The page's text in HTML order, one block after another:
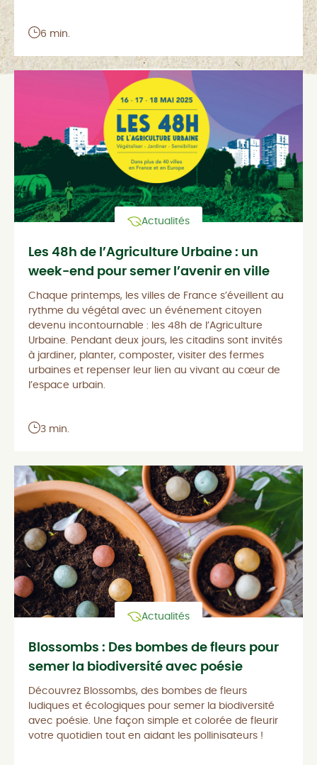
6 min.
Actualités
Les 48h de l’Agriculture Urbaine : un
week-end pour semer l’avenir en ville
Chaque printemps, les villes de France s’éveillent au
rythme du végétal avec un événement citoyen
devenu incontournable : les 48h de l’Agriculture
Urbaine. Pendant deux jours, les citadins sont invités
à jardiner, planter, composter, visiter des fermes
urbaines et repenser leur lien au vivant au cœur de
l’espace urbain.
3 min.
Actualités
Blossombs : Des bombes de fleurs pour
semer la biodiversité avec poésie
Découvrez Blossombs, des bombes de fleurs
ludiques et écologiques pour semer la biodiversité
avec poésie. Une façon simple et colorée de fleurir
votre quotidien tout en aidant les pollinisateurs !